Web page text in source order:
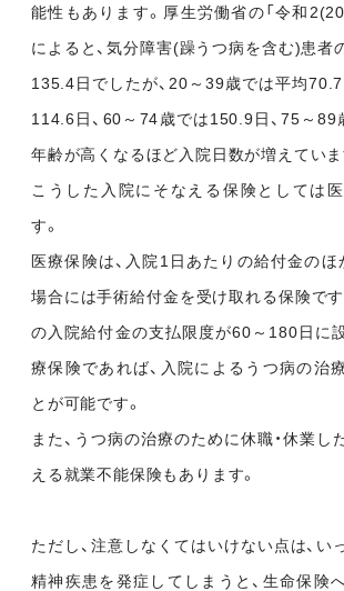
能性もあります。厚生労働省の「令和
によると、気分障害(躁うつ病を含む)患者
135.4日でしたが、20～39歳では平均
114.6日、60～74歳では150.9日、75～89
年齢が高くなるほど入院日数が増えていま
こうした入院にそなえる保険としては
す。
医療保険は、入院1日あたりの給付金のほ
場合には手術給付金を受け取れる保険で
の入院給付金の支払限度が60～180日に
療保険であれば、入院によるうつ病の治
とが可能です。
また、うつ病の治療のために休職・休業し
える就業不能保険もあります。
ただし、注意しなくてはいけない点は、い
精神疾患を発症してしまうと、生命保険